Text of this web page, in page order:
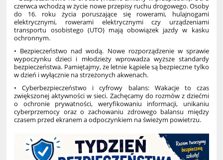
czerwca wchodzą w życie nowe przepisy ruchu drogowego. Osoby
do 16. roku życia poruszające się rowerami, hulajnogami
elektrycznymi, rowerami elektrycznymi czy urządzeniami
transportu osobistego (UTO) mają obowiązek jazdy w kasku
ochronnym.
• Bezpieczeństwo nad wodą. Nowe rozporządzenie w sprawie
wypoczynku dzieci i młodzieży wprowadza wyższe standardy
bezpieczeństwa. Pamiętajmy, że letnie kąpiele są bezpieczne tylko
w dzień i wyłącznie na strzeżonych akwenach.
• Cyberbezpieczeństwo i cyfrowy balans: Wakacje to czas
zwiększonej aktywności w sieci. Zachęcamy do rozmów z dziećmi
o ochronie prywatności, weryfikowaniu informacji, unikaniu
cyberprzemocy oraz o zachowaniu zdrowego balansu między
czasem przed ekranem a odpoczynkiem na świeżym powietrzu.